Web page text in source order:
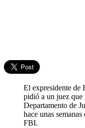
El expresidente de
pidió a un juez que
Departamento de
hace unas
FBI.